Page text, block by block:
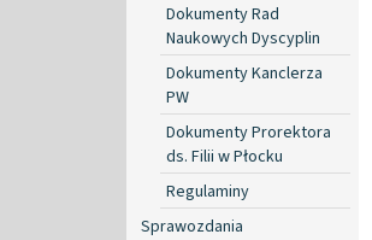
Dokumenty Rad
Naukowych Dyscyplin
Dokumenty Kanclerza
PW
Dokumenty Prorektora
ds. Filii w Płocku
Regulaminy
Sprawozdania